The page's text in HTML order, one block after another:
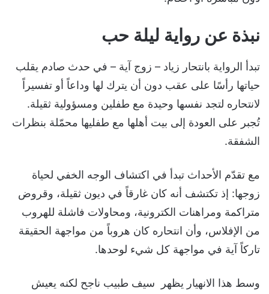
نبذة عن رواية ليلة حب
تبدأ الرواية بانتحار زياد – زوج آية – في حدث صادم يقلب
حياتها رأسًا على عقب دون أن يترك لها وداعاً أو تفسيراً
لانتحاره لتجد نفسها وحيدة مع طفلين ومسؤولية ثقيلة.
تُجبر على العودة إلى بيت أهلها مع طفليها محمّلة بنظرات
الشفقة.
مع تقدّم الأحداث تبدأ في اكتشاف الوجه الخفي لحياة
زوجها: إذ تكتشف أنه كان غارقاً في ديون ثقيلة، وقروض
متراكمة ومراهنات الكترونية، ومحاولات فاشلة للهروب
من الإفلاس، وأن انتحاره كان هروباً من مواجهة الحقيقة
تاركاً آية في مواجهة كل شيء لوحدها.
وسط هذا الانهيار يظهر سيف طبيب ناجح لكنه يعيش